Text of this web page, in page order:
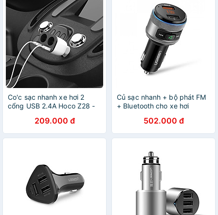
Co'c sạc nhanh xe hơi 2
cổng USB 2.4A Hoco Z28 -
(12T)- HÀNG CHÍNH HÃNG
209.000 đ
Củ sạc nhanh + bộ phát FM
+ Bluetooth cho xe hơi
Gray ED029 Hàng chính
hãng
502.000 đ